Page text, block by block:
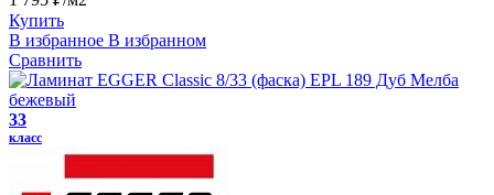
Купить
В избранное В избранном
Сравнить
33
класс